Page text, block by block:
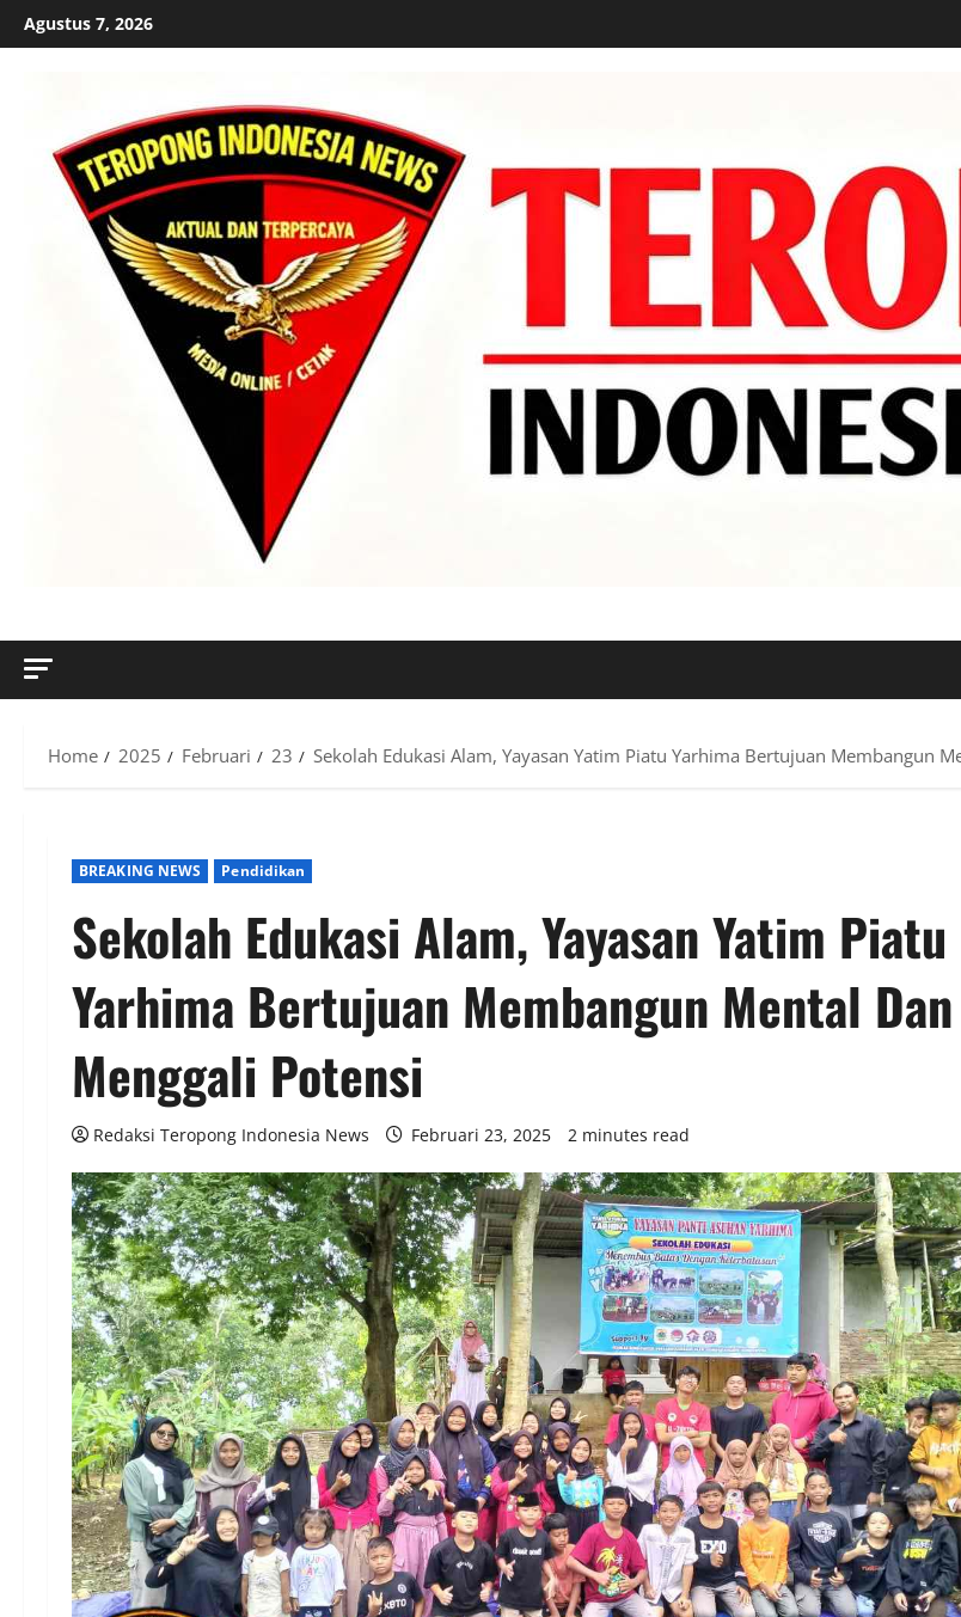
Skip
to
Agustus 7, 2026
Home 2025 Februari 23 Sekolah Edukasi Alam, Yayasan Yatim Piatu Yarhima Bertujuan Membangun
BREAKING NEWS Pendidikan
Sekolah Edukasi Alam, Yayasan Yatim Piatu
Yarhima Bertujuan Membangun Mental Dan
Menggali Potensi
Redaksi Teropong Indonesia News Februari 23, 2025 2 minutes read